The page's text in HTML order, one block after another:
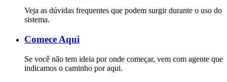
Veja as dúvidas frequentes que podem surgir durante o uso do
sistema.
Comece Aqui
Se você não tem ideia por onde começar, vem com agente que
indicamos o caminho por aqui.